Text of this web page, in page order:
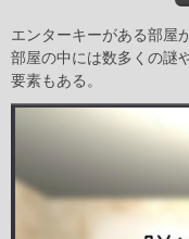
エンターキーがある部屋
部屋の中には数多くの謎
要素もある。